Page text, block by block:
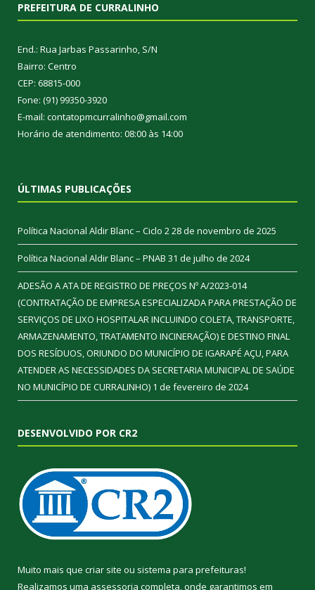
PREFEITURA DE CURRALINHO
End.: Rua Jarbas Passarinho, S/N
Bairro: Centro
CEP: 68815-000
Fone: (91) 99350-3920
E-mail: contatopmcurralinho@gmail.com
Horário de atendimento: 08:00 às 14:00
ÚLTIMAS PUBLICAÇÕES
Política Nacional Aldir Blanc – Ciclo 228 de novembro de 2025
Política Nacional Aldir Blanc – PNAB 31 de julho de 2024
ADESÃO A ATA DE REGISTRO DE PREÇOS Nº A/2023-014
(CONTRATAÇÃO DE EMPRESA ESPECIALIZADA PARA PRESTAÇÃO DE
SERVIÇOS DE LIXO HOSPITALAR INCLUINDO COLETA, TRANSPORTE,
ARMAZENAMENTO, TRATAMENTO INCINERAÇÃO) E DESTINO FINAL
DOS RESÍDUOS, ORIUNDO DO MUNICÍPIO DE IGARAPÉ AÇU, PARA
ATENDER AS NECESSIDADES DA SECRETARIA MUNICIPAL DE SAÚDE
NO MUNICÍPIO DE CURRALINHO) 1 de fevereiro de 2024
DESENVOLVIDO POR CR2
Muito mais que criar site ou sistema para prefeituras!
Realizamos uma assessoria completa, onde garantimos em